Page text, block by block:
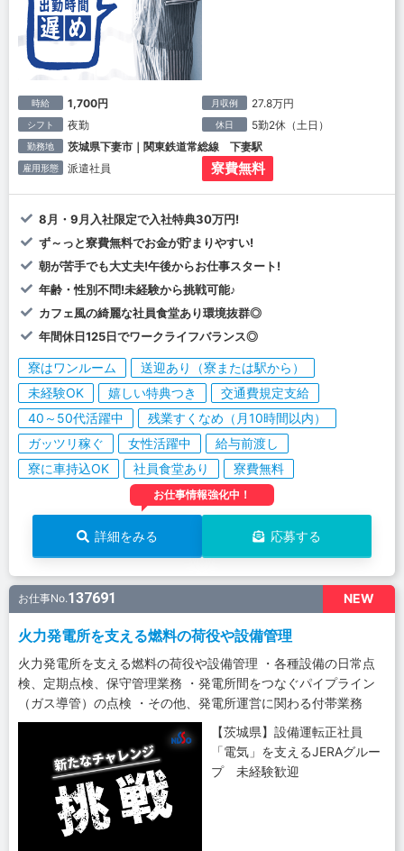
時給 1,700円 月収例 27.8万円
シフト 夜勤 休日 5勤2休（土日）
勤務地 茨城県下妻市｜関東鉄道常総線 下妻駅
雇用形態 派遣社員 寮費無料
8月・9月入社限定で入社特典30万円!
ず～っと寮費無料でお金が貯まりやすい!
朝が苦手でも大丈夫!午後からお仕事スタート!
年齢・性別不問!未経験から挑戦可能♪
カフェ風の綺麗な社員食堂あり環境抜群◎
年間休日125日でワークライフバランス◎
寮はワンルーム
送迎あり（寮または駅から）
未経験OK
嬉しい特典つき
交通費規定支給
40～50代活躍中
残業すくなめ（月10時間以内）
ガッツリ稼ぐ
女性活躍中
給与前渡し
寮に車持込OK
社員食堂あり 寮費無料
お仕事情報強化中！
詳細をみる 応募する
NEW
お仕事No.137691
火力発電所を支える燃料の荷役や設備管理
火力発電所を支える燃料の荷役や設備管理 ・各種設備の日常点
検、定期点検、保守管理業務 ・発電所間をつなぐパイプライン
（ガス導管）の点検 ・その他、発電所運営に関わる付帯業務
【茨城県】設備運転正社員
「電気」を支えるJERAグルー
プ 未経験歓迎